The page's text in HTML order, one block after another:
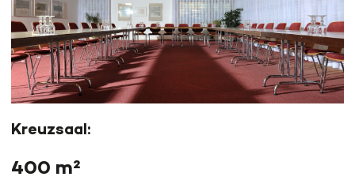
Kreuzsaal:
400 m²